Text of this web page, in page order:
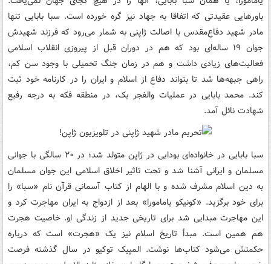
باورهایی عقیدتی که اتفاقا به جهاد نیز گره خورده است. سبا بابایی تنها
مادر شهید دفاع‌مقدس با اصالت ژاپنی به شمار می‌رود که فرزند شهیدش
جوان ۱۹ ساله‌ای بود که هم در دوران قبل از پیروزی انقلاب اسلامی
فعالیت‌های زیادی داشت و هم در زمان جنگ تحمیلی با وجود سن کم،
راهی جبهه‌ها شد تا بتواند دفاع از اسلام و ایران را در کارنامه خود ثبت
کند. محمد بابایی در عملیات والفجر یک، در منطقه فکه به درجه رفیع
شهادت نائل آمد.
سبا بابایی در خانواده‌ای بودایی در ژاپن متولد شد؛ در ۲۰ سالگی با جوانی
مسلمان و ایرانی آشنا شد و تحت تاثیر اخلاق اسلامی این جوان مسلمان
به دین اسلام مشرف شده و با الهام از کتاب آسمانی قرآن نام «سبا» را
برای خود برگزید. «کونیکو یامامورا» بعد از ازدواج به ایران مهاجرت کرد و
این مهاجرت مبدایی شد برای تاریخی جدید از زندگی او. خاصیت هجرت
هم همین است. مبدأ تاریخ اسلام نیز یک «هجرت» است که درباره
حکمتش می‌شود کتاب‌ها نوشت. المپیک توکیو در سال گذشته فرصت